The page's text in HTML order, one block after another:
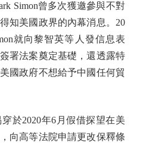
Simon曾多次獲邀參與不對
知美國政界的內幕消息。20
就向黎智英等人發信息表
署法案奠定基礎，還透露特
國政府不想給予中國任何貿
2020年6月假借探望在美
向高等法院申請更改保釋條